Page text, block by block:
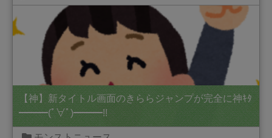
【神】新タイトル画面のきららジャンプが完全に神ｷﾀ
━━━(ﾟ∀ﾟ)━━━!!